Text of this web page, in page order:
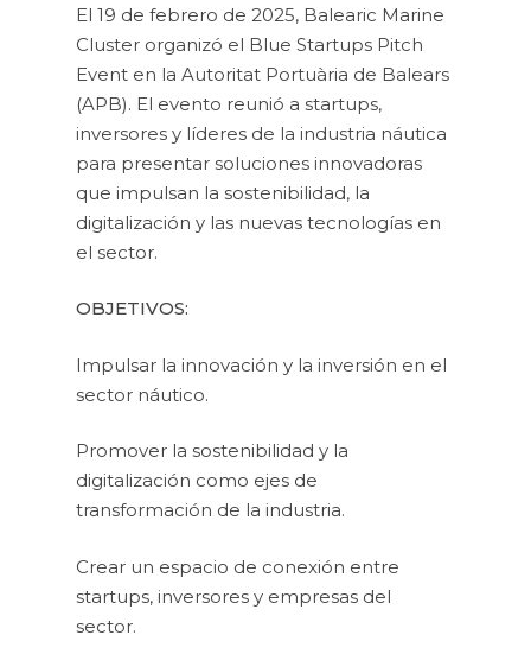
El 19 de febrero de 2025, Balearic Marine
Cluster organizó el Blue Startups Pitch
Event en la Autoritat Portuària de Balears
(APB). El evento reunió a startups,
inversores y líderes de la industria náutica
para presentar soluciones innovadoras
que impulsan la sostenibilidad, la
digitalización y las nuevas tecnologías en
el sector.
OBJETIVOS:
Impulsar la innovación y la inversión en el
sector náutico.
Promover la sostenibilidad y la
digitalización como ejes de
transformación de la industria.
Crear un espacio de conexión entre
startups, inversores y empresas del
sector.